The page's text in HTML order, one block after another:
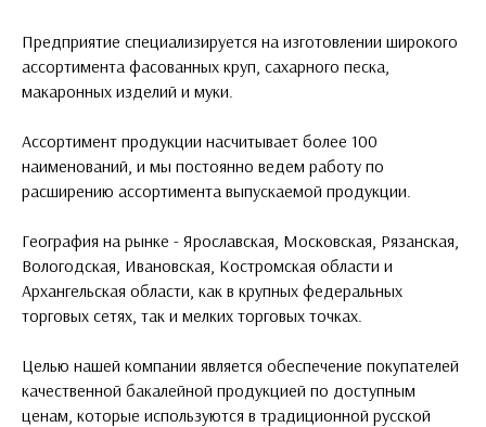
Предприятие специализируется на изготовлении широкого
ассортимента фасованных круп, сахарного песка,
макаронных изделий и муки.
Ассортимент продукции насчитывает более 100
наименований, и мы постоянно ведем работу по
расширению ассортимента выпускаемой продукции.
География на рынке - Ярославская, Московская, Рязанская,
Вологодская, Ивановская, Костромская области и
Архангельская области, как в крупных федеральных
торговых сетях, так и мелких торговых точках.
Целью нашей компании является обеспечение покупателей
качественной бакалейной продукцией по доступным
ценам, которые используются в традиционной русской